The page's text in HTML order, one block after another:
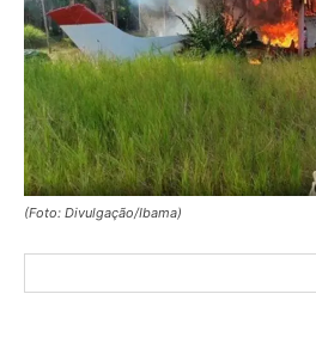
(Foto: Divulgação/Ibama)